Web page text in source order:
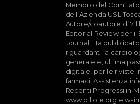
Membro del
dell’Azienda USL
Autore/coautore di 7
Editorial Review per il
Journal. Ha
riguardanti la
generale e, ultima
digitale, per le riviste
farmaci, Assistenza
Recenti Progressi in
www.pillole.org e